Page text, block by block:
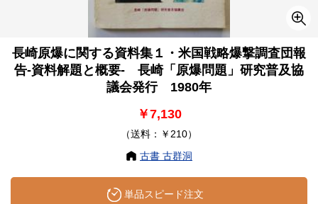
長崎原爆に関する資料集１・米国戦略爆撃調査団報
告-資料解題と概要- 長崎「原爆問題」研究普及協
議会発行 1980年
￥7,130
（送料：￥210）
古書 古群洞
単品スピード注文